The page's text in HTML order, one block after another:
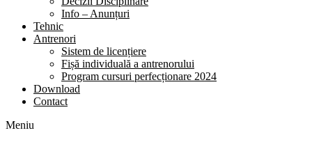
Info – Anunțuri
Tehnic
Antrenori
Sistem de licențiere
Fișă individuală a antrenorului
Program cursuri perfecționare 2024
Download
Contact
Meniu